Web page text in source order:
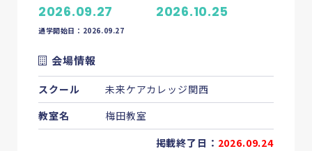
2026.09.27 2026.10.25
通学開始日：2026.09.27
会場情報
スクール
未来ケアカレッジ関西
教室名
梅田教室
掲載終了日： 2026.09.24